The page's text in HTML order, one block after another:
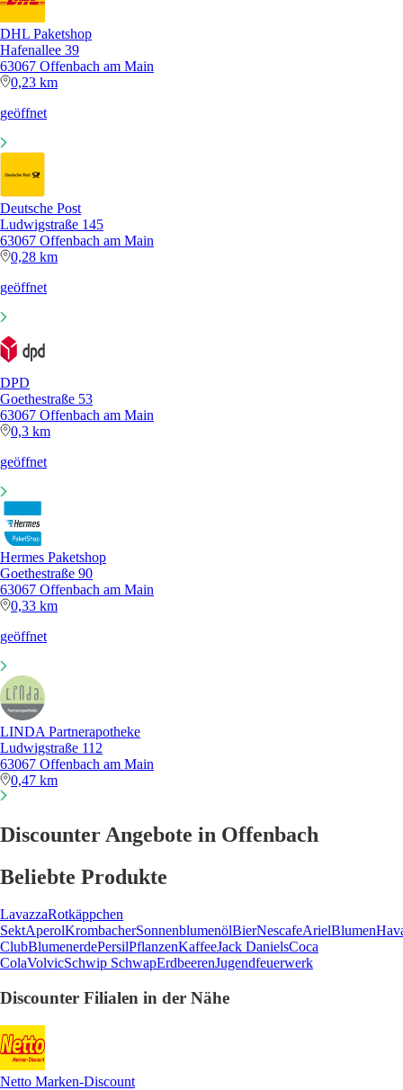
DHL Paketshop
Hafenallee 39
63067 Offenbach am Main
0,23 km
geöffnet
Deutsche Post
Ludwigstraße 145
63067 Offenbach am Main
0,28 km
geöffnet
DPD
Goethestraße 53
63067 Offenbach am Main
0,3 km
geöffnet
Hermes Paketshop
Goethestraße 90
63067 Offenbach am Main
0,33 km
geöffnet
LINDA Partnerapotheke
Ludwigstraße 112
63067 Offenbach am Main
0,47 km
Discounter Angebote in Offenbach
Beliebte Produkte
LavazzaRotkäppchen
SektAperolKrombacherSonnenblumenölBierNescafeArielBlumen
ClubBlumenerdePersilPflanzenKaffeeJack DanielsCoca
ColaVolvicSchwip SchwapErdbeerenJugendfeuerwerk
Discounter Filialen in der Nähe
Netto Marken-Discount